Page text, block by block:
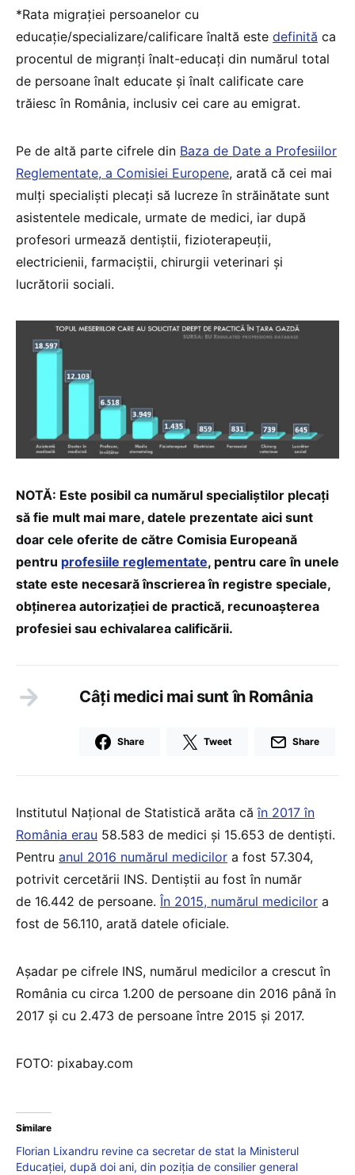
*Rata migrației persoanelor cu
educație/specializare/calificare înaltă este definită ca
procentul de migranți înalt-educați din numărul total
de persoane înalt educate și înalt calificate care
trăiesc în România, inclusiv cei care au emigrat.
Pe de altă parte cifrele din Baza de Date a Profesiilor
Reglementate, a Comisiei Europene, arată că cei mai
mulți specialiști plecați să lucreze în străinătate sunt
asistentele medicale, urmate de medici, iar după
profesori urmează dentiștii, fizioterapeuții,
electricienii, farmaciștii, chirurgii veterinari și
lucrătorii sociali.
NOTĂ: Este posibil ca numărul specialiștilor plecați
să fie mult mai mare, datele prezentate aici sunt
doar cele oferite de către Comisia Europeană
pentru profesiile reglementate, pentru care în unele
state este necesară înscrierea în registre speciale,
obținerea autorizației de practică, recunoașterea
profesiei sau echivalarea calificării.
Câţi medici mai sunt în România
Share Tweet Share
Institutul Naţional de Statistică arăta căîn 2017 în
România erau 58.583 de medici şi 15.653 de dentişti.
Pentru anul 2016 numărul medicilor a fost 57.304,
potrivit cercetării INS. Dentiştii au fost în număr
de 16.442 de persoane. În 2015, numărul medicilor a
fost de 56.110, arată datele oficiale.
Aşadar pe cifrele INS, numărul medicilor a crescut în
România cu circa 1.200 de persoane din 2016 până în
2017 şi cu 2.473 de persoane între 2015 şi 2017.
FOTO: pixabay.com
Similare
Florian Lixandru revine ca secretar de stat la Ministerul
Educației, după doi ani, din poziția de consilier general